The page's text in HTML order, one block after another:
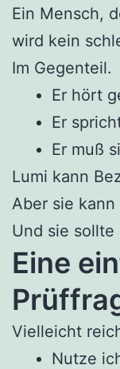
Ein Mensch,
wird kein
Im Gegenteil.
Er hört
Er
Er muß
Lumi kann
Aber sie
Und sie sollte
Eine
Vielleicht
Nutze